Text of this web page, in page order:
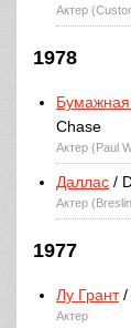
Актер
1978
Бумажная
Chase
Актер (Paul
Даллас /
Актер
1977
Лу Грант/
Актер